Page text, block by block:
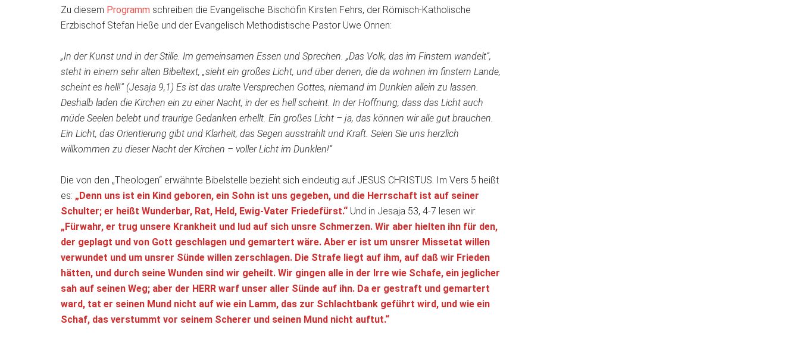
Zu diesem Programm schreiben die Evangelische Bischöfin Kirsten Fehrs, der Römisch-Katholische
Erzbischof Stefan Heße und der Evangelisch Methodistische Pastor Uwe Onnen:
„In der Kunst und in der Stille. Im gemeinsamen Essen und Sprechen. „Das Volk, das im Finstern wandelt“,
steht in einem sehr alten Bibeltext, „sieht ein großes Licht, und über denen, die da wohnen im finstern Lande,
scheint es hell!“ (Jesaja 9,1) Es ist das uralte Versprechen Gottes, niemand im Dunklen allein zu lassen.
Deshalb laden die Kirchen ein zu einer Nacht, in der es hell scheint. In der Hoffnung, dass das Licht auch
müde Seelen belebt und traurige Gedanken erhellt. Ein großes Licht – ja, das können wir alle gut brauchen.
Ein Licht, das Orientierung gibt und Klarheit, das Segen ausstrahlt und Kraft. Seien Sie uns herzlich
willkommen zu dieser Nacht der Kirchen – voller Licht im Dunklen!“
Die von den „Theologen“ erwähnte Bibelstelle bezieht sich eindeutig auf JESUS CHRISTUS. Im Vers 5 heißt
es: „Denn uns ist ein Kind geboren, ein Sohn ist uns gegeben, und die Herrschaft ist auf seiner
Schulter; er heißt Wunderbar, Rat, Held, Ewig-Vater Friedefürst.“ Und in Jesaja 53, 4-7 lesen wir:
„Fürwahr, er trug unsere Krankheit und lud auf sich unsre Schmerzen. Wir aber hielten ihn für den,
der geplagt und von Gott geschlagen und gemartert wäre. Aber er ist um unsrer Missetat willen
verwundet und um unsrer Sünde willen zerschlagen. Die Strafe liegt auf ihm, auf daß wir Frieden
hätten, und durch seine Wunden sind wir geheilt. Wir gingen alle in der Irre wie Schafe, ein jeglicher
sah auf seinen Weg; aber der HERR warf unser aller Sünde auf ihn. Da er gestraft und gemartert
ward, tat er seinen Mund nicht auf wie ein Lamm, das zur Schlachtbank geführt wird, und wie ein
Schaf, das verstummt vor seinem Scherer und seinen Mund nicht auftut.“